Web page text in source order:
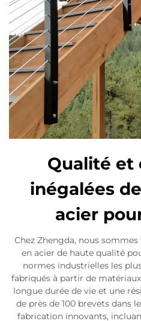
Qualité et
inégalées
acier
Chez Zhengda, nous
en acier de haute qualité
normes industrielles les
fabriqués à partir de
longue durée de vie et une
de près de 100 brevets dans
fabrication innovants,